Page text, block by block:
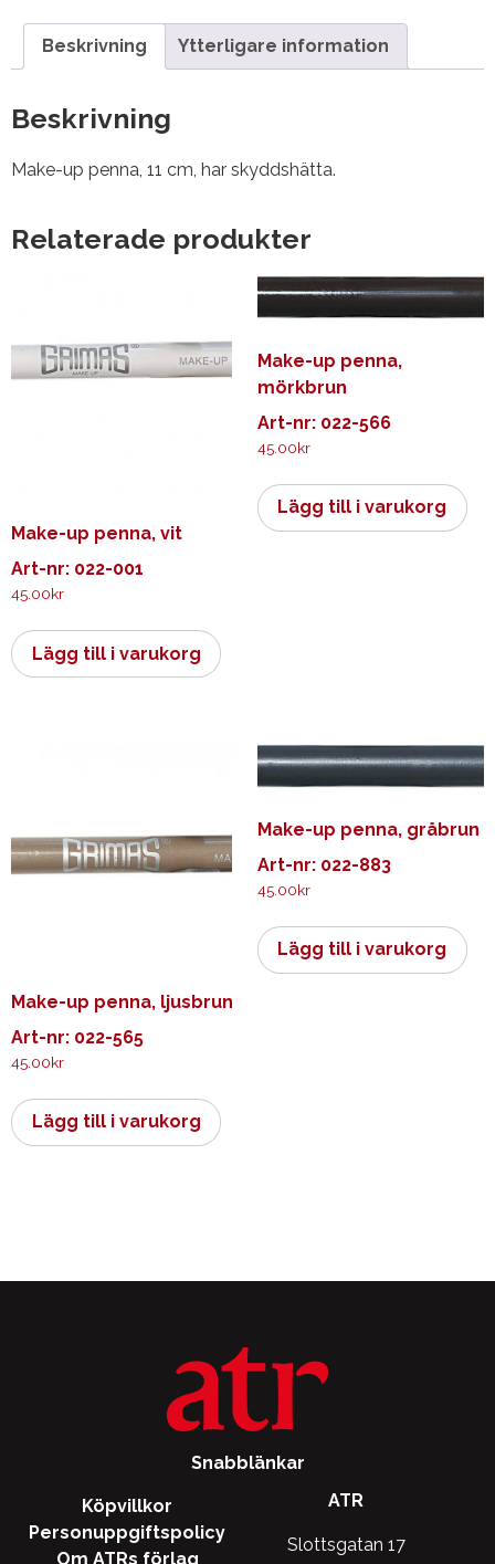
Beskrivning Ytterligare information
Beskrivning
Make-up penna, 11 cm, har skyddshätta.
Relaterade produkter
Make-up penna, vit
Art-nr: 022-001
45.00kr
Lägg till i varukorg
Make-up penna,
mörkbrun
Art-nr: 022-566
45.00kr
Lägg till i varukorg
Make-up penna, ljusbrun
Art-nr: 022-565
45.00kr
Lägg till i varukorg
Make-up penna, gråbrun
Art-nr: 022-883
45.00kr
Lägg till i varukorg
Snabblänkar
Köpvillkor
Personuppgiftspolicy
Om ATRs förlag
ATR
Slottsgatan 17